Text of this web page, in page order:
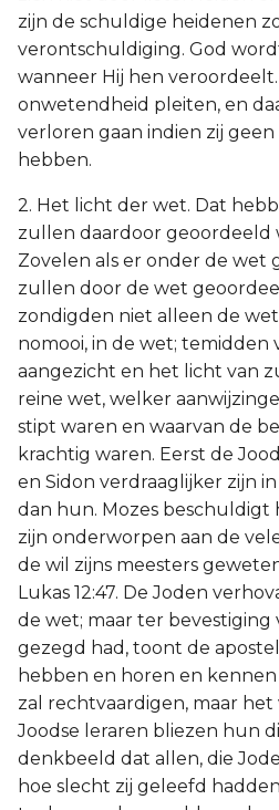
zijn de schuldige heidenen
verontschuldiging. God
wanneer Hij hen
onwetendheid pleiten, en
verloren gaan indien zij
hebben.
2. Het licht der wet. Dat
zullen daardoor geoordeeld
Zovelen als er onder de wet
zullen door de wet
zondigden niet alleen de
nomooi, in de wet; temidden
aangezicht en het licht van
reine wet, welker
stipt waren en waarvan de
krachtig waren. Eerst de
en Sidon verdraaglijker zijn
dan hun. Mozes beschuldigt
zijn onderworpen aan de
de wil zijns meesters
Lukas 12:47. De Joden
de wet; maar ter bevestiging
gezegd had, toont de
hebben en horen en
zal rechtvaardigen, maar
Joodse leraren bliezen hun
denkbeeld dat allen, die
hoe slecht zij geleefd